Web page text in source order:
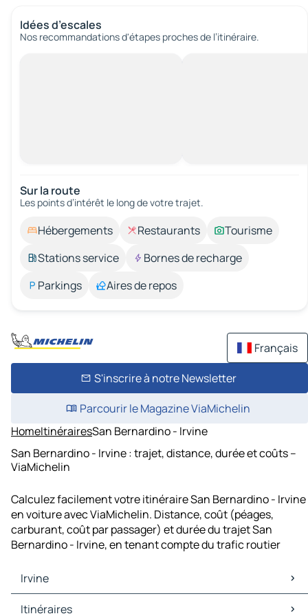
Idées d’escales
Nos recommandations d'étapes proches de l’itinéraire.
Sur la route
Les points d’intérêt le long de votre trajet.
Hébergements Restaurants
Tourisme
Stations service
Bornes de recharge
Parkings
Aires de repos
Français
S'inscrire à notre Newsletter
Parcourir le Magazine ViaMichelin
HomeItinérairesSan Bernardino - Irvine
San Bernardino - Irvine : trajet, distance, durée et coûts –
ViaMichelin
Calculez facilement votre itinéraire San Bernardino - Irvine
en voiture avec ViaMichelin. Distance, coût (péages,
carburant, coût par passager) et durée du trajet San
Bernardino - Irvine, en tenant compte du trafic routier
Irvine
Irvine Cartes et plans
Itinéraires